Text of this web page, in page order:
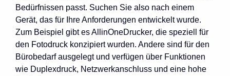
Bedürfnissen passt. Suchen Sie also nach einem
Gerät, das für Ihre Anforderungen entwickelt wurde.
Zum Beispiel gibt es AllinOneDrucker, die speziell für
den Fotodruck konzipiert wurden. Andere sind für den
Bürobedarf ausgelegt und verfügen über Funktionen
wie Duplexdruck, Netzwerkanschluss und eine hohe